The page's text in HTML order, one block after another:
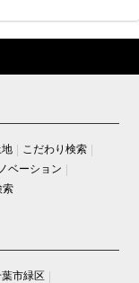
地
こだわり検索
ベーション
索
葉市緑区